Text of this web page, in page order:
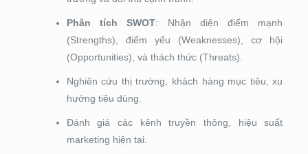
Phân tích SWOT: Nhận diện điểm mạnh
(Strengths), điểm yếu (Weaknesses), cơ hội
(Opportunities), và thách thức (Threats).
Nghiên cứu thị trường, khách hàng mục tiêu, xu
hướng tiêu dùng.
Đánh giá các kênh truyền thông, hiệu suất
marketing hiện tại.